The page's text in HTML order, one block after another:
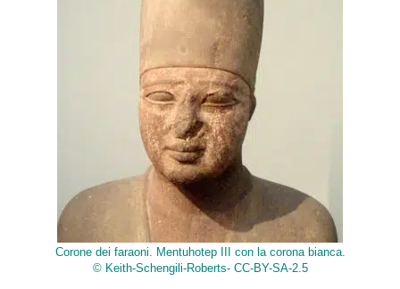
Corone dei faraoni. Mentuhotep III con la corona bianca.
© Keith-Schengili-Roberts- CC-BY-SA-2.5